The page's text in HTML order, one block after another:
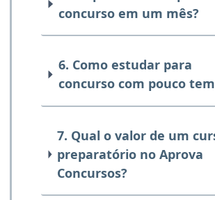
concurso em um mês?
6. Como estudar para
concurso com pouco
7. Qual o valor de um
preparatório no Aprova
Concursos?